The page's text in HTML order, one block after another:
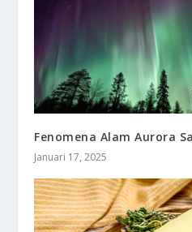
Fenomena Alam Aurora
Januari 17, 2025